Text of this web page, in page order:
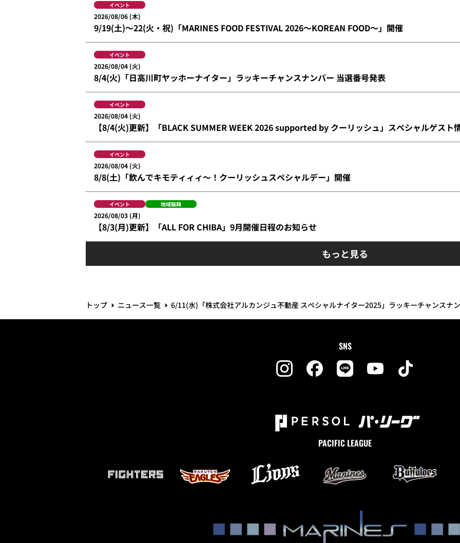
イベント
2026/08/06 (木)
9/19(土)～22(火・祝)「MARINES FOOD FESTIVAL 2026～KOREAN FOOD～」開催
イベント
2026/08/04 (火)
8/4(火)「日高川町ヤッホーナイター」ラッキーチャンスナンバー 当選番号発表
イベント
2026/08/04 (火)
【8/4(火)更新】「BLACK SUMMER WEEK 2026 supported by クーリッシュ」スペシャルゲスト
イベント
2026/08/04 (火)
8/8(土)「飲んでキモティィィ～！クーリッシュスペシャルデー」開催
イベント 地域振興
2026/08/03 (月)
【8/3(月)更新】「ALL FOR CHIBA」9月開催日程のお知らせ
もっと見る
トップ ニュース一覧 6/11(水)「株式会社アルカンジュ不動産 スペシャルナイター2025」ラッキーチャンスナ
SNS
PACIFIC LEAGUE